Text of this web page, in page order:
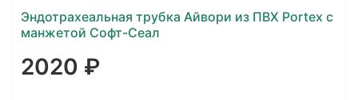
Эндотрахеальная трубка Айвори из ПВХ Portex с
манжетой Софт-Сеал
2020 ₽